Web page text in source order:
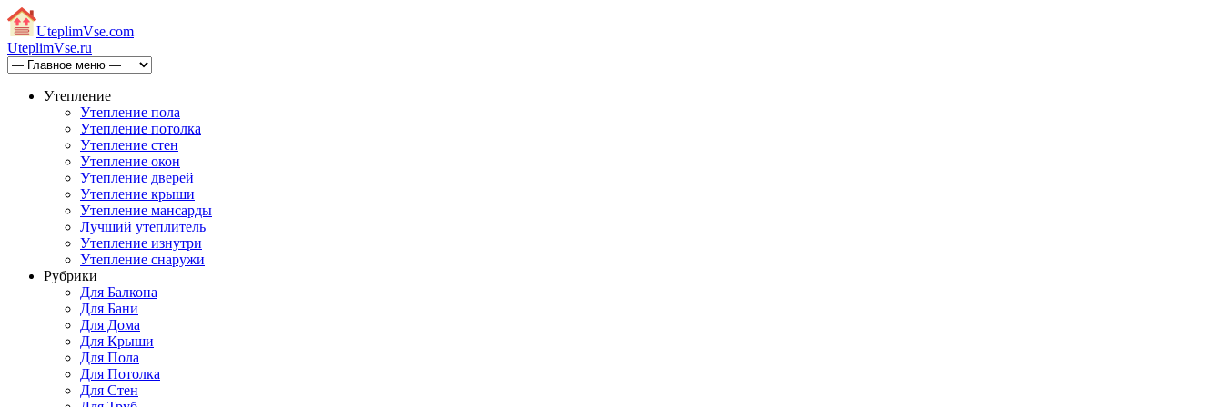
UteplimVse.com
UteplimVse.ru
Утепление
Утепление пола
Утепление потолка
Утепление стен
Утепление окон
Утепление дверей
Утепление крыши
Утепление мансарды
Лучший утеплитель
Утепление изнутри
Утепление снаружи
Рубрики
Для Балкона
Для Бани
Для Дома
Для Крыши
Для Пола
Для Потолка
Для Стен